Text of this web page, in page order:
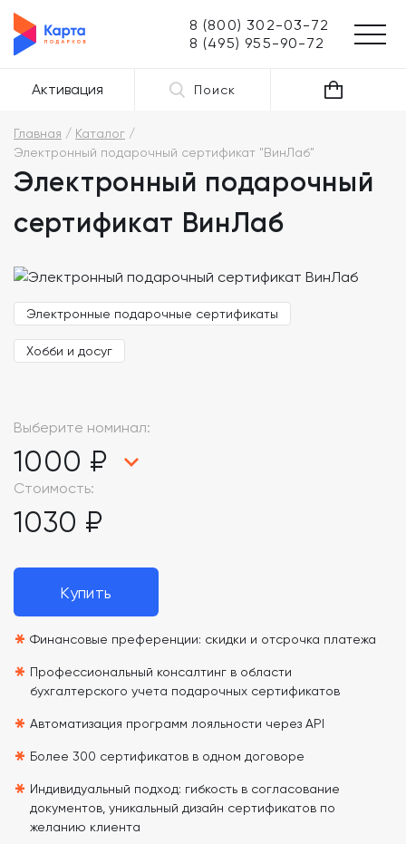
8 (800) 302-03-72
8 (495) 955-90-72
Активация Поиск
Главная
Каталог
Электронный подарочный сертификат "ВинЛаб"
Электронный подарочный
сертификат ВинЛаб
Электронные подарочные сертификаты
Хобби и досуг
Выберите номинал:
1000 ₽
Стоимость:
1030 ₽
Купить
* Финансовые преференции: скидки и отсрочка платежа
* Профессиональный консалтинг в области
бухгалтерского учета подарочных сертификатов
* Автоматизация программ лояльности через API
* Более 300 сертификатов в одном договоре
* Индивидуальный подход: гибкость в согласование
документов, уникальный дизайн сертификатов по
желанию клиента